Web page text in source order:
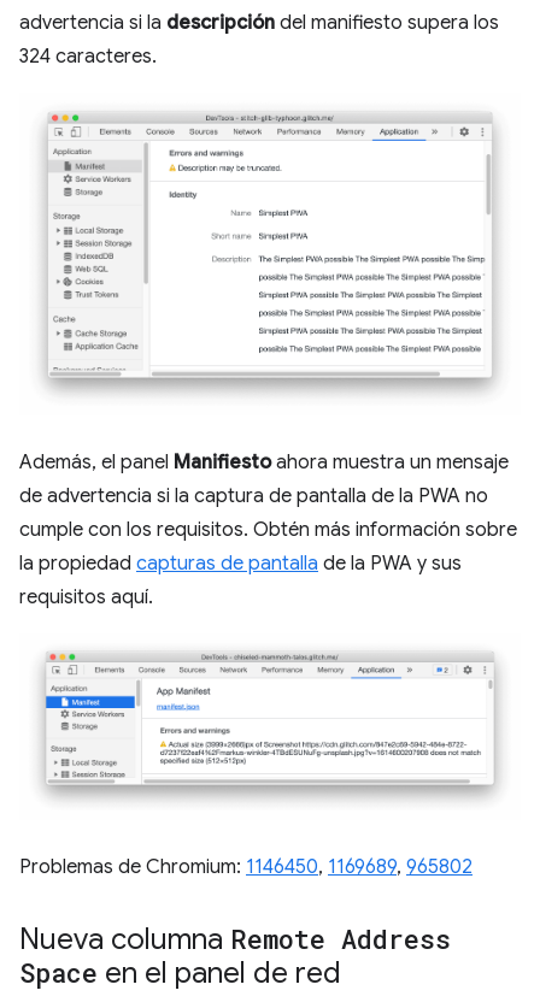
advertencia si la descripción del manifiesto supera los
324 caracteres.
Además, el panel Manifiestoahora muestra un mensaje
de advertencia si la captura de pantalla de la PWA no
cumple con los requisitos. Obtén más información sobre
la propiedad capturas de pantalla de la PWA y sus
requisitos aquí.
Problemas de Chromium: 1146450, 1169689, 965802
Nueva columna Remote Address
Space en el panel de red